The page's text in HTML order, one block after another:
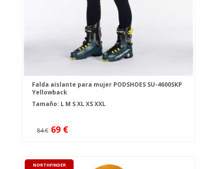
Falda aislante para mujer PODSHOES SU-4600SKP
Yellowback
Tamaño: L M SXLXSXXL
84 € 69 €
NORTHFINDER